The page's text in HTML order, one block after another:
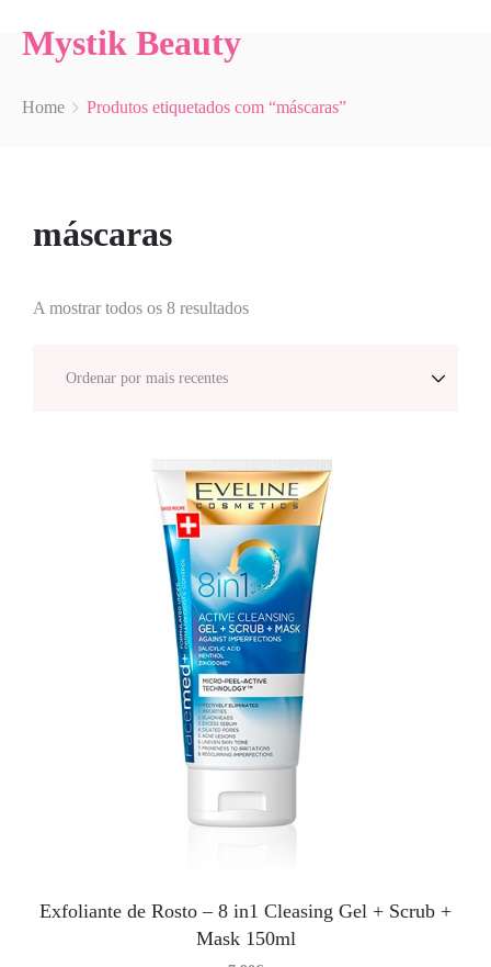
Mystik Beauty
Home Produtos etiquetados com “máscaras”
máscaras
A mostrar todos os 8 resultados
Exfoliante de Rosto – 8 in1 Cleasing Gel + Scrub +
Mask 150ml